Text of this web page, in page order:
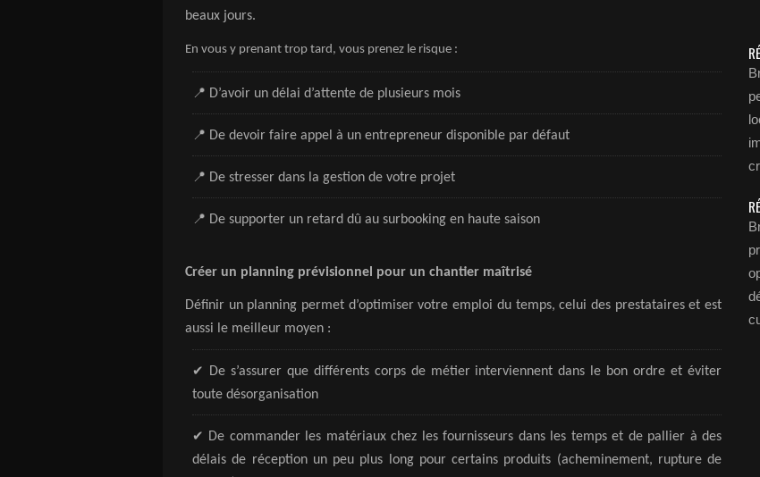
beaux jours.
En vous y prenant trop tard, vous prenez le risque :
📍 D’avoir un délai d’attente de plusieurs mois
📍 De devoir faire appel à un entrepreneur disponible par défaut
📍 De stresser dans la gestion de votre projet
📍 De supporter un retard dû au surbooking en haute saison
Créer un planning prévisionnel pour un chantier maîtrisé
Définir un planning permet d’optimiser votre emploi du temps, celui des prestataires et est
aussi le meilleur moyen :
✔
De s’assurer que différents corps de métier interviennent dans le bon ordre et éviter
toute désorganisation
✔ De commander les matériaux chez les fournisseurs dans les temps et de pallier à des
délais de réception un peu plus long pour certains produits (acheminement, rupture de